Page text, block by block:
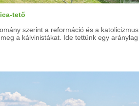
tető
szerint a reformáció és a katolicizmus
a kálvinistákat. Ide tettünk egy aránylag